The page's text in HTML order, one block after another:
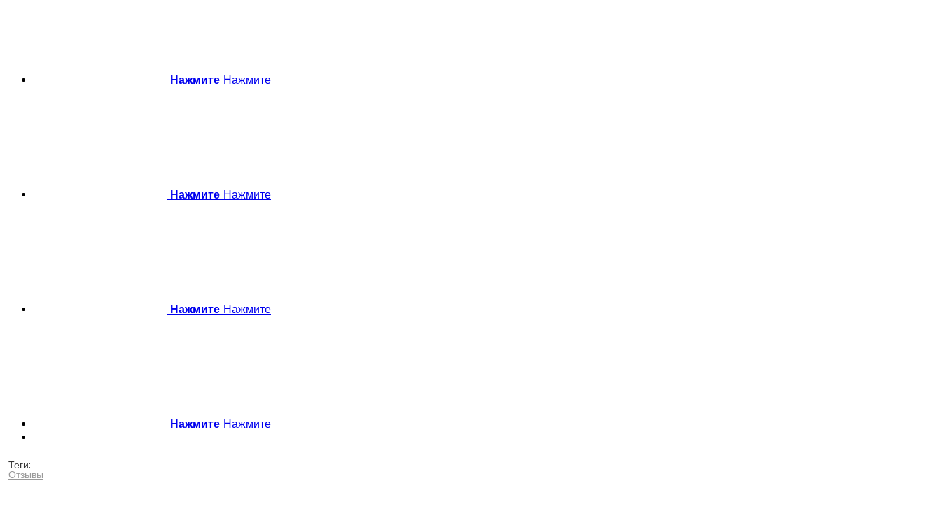
Нажмите Нажмите
Нажмите Нажмите
Нажмите Нажмите
Нажмите Нажмите
Теги:
Отзывы